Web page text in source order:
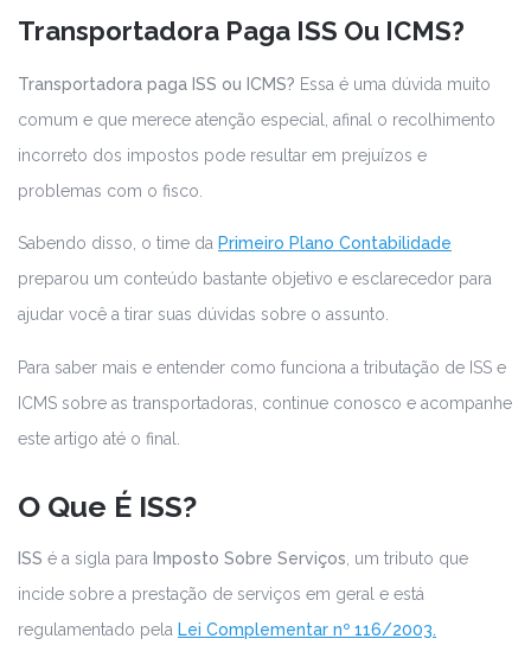
Transportadora Paga ISS Ou ICMS?
Transportadora paga ISS ou ICMS? Essa é uma dúvida muito
comum e que merece atenção especial, afinal o recolhimento
incorreto dos impostos pode resultar em prejuízos e
problemas com o fisco.
Sabendo disso, o time da Primeiro Plano Contabilidade
preparou um conteúdo bastante objetivo e esclarecedor para
ajudar você a tirar suas dúvidas sobre o assunto.
Para saber mais e entender como funciona a tributação de ISS e
ICMS sobre as transportadoras, continue conosco e acompanhe
este artigo até o final.
O Que É ISS?
ISS é a sigla para Imposto Sobre Serviços , um tributo que
incide sobre a prestação de serviços em geral e está
regulamentado pela Lei Complementar nº 116/2003.